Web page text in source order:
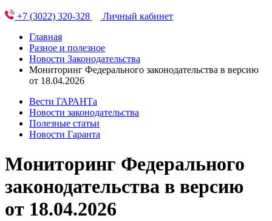
+7 (3022) 320-328
Личный кабинет
Главная
Разное и полезное
Новости Законодательства
Мониторинг Федерального законодательства в версию
от 18.04.2026
Вести ГАРАНТа
Новости законодательства
Полезные статьи
Новости Гаранта
Мониторинг Федерального
законодательства в версию
от 18.04.2026